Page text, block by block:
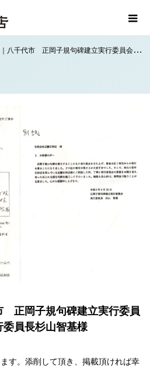
代市 正岡子規句碑建立実行委員会様 実行委員長杉山智基様
正岡子規句碑建立実行委員
員長杉山智基様
す。添削して頂き、掲載頂ければ幸